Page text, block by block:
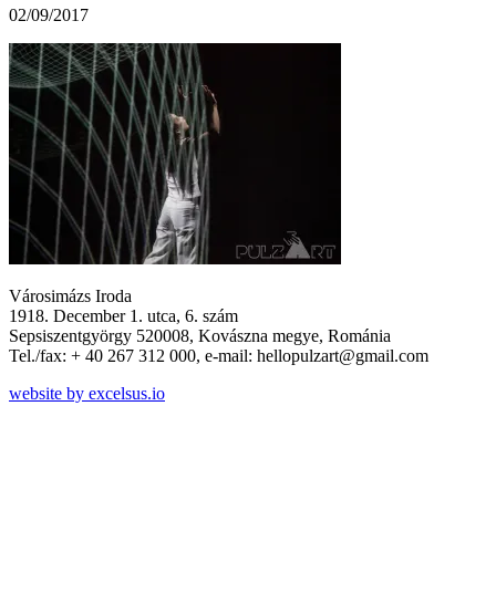
02/09/2017
Városimázs Iroda
1918. December 1. utca, 6. szám
Sepsiszentgyörgy 520008, Kovászna megye, Románia
Tel./fax: + 40 267 312 000, e-mail: hellopulzart@gmail.com
website by excelsus.io